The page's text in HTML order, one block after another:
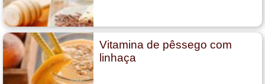
Vitamina de pêssego com
linhaça